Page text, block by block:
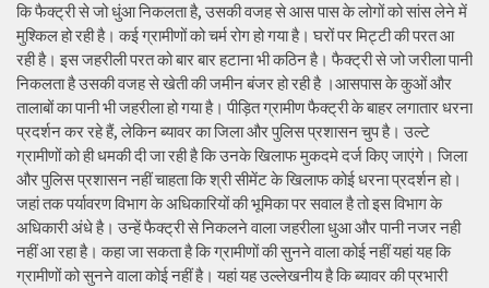
कि फैक्ट्री से जो धुंआ निकलता है, उसकी वजह से आस पास के लोगों को सांस लेने में
मुश्किल हो रही है। कई ग्रामीणों को चर्म रोग हो गया है। घरों पर मिट्टी की परत आ
रही है। इस जहरीली परत को बार बार हटाना भी कठिन है। फैक्ट्री से जो जरीला पानी
निकलता है उसकी वजह से खेती की जमीन बंजर हो रही है ।आसपास के कुओं और
तालाबों का पानी भी जहरीला हो गया है। पीड़ित ग्रामीण फैक्ट्री के बाहर लगातार धरना
प्रदर्शन कर रहे हैं, लेकिन ब्यावर का जिला और पुलिस प्रशासन चुप है। उल्टे
ग्रामीणों को ही धमकी दी जा रही है कि उनके खिलाफ मुकदमे दर्ज किए जाएंगे। जिला
और पुलिस प्रशासन नहीं चाहता कि श्री सीमेंट के खिलाफ कोई धरना प्रदर्शन हो।
जहां तक पर्यावरण विभाग के अधिकारियों की भूमिका पर सवाल है तो इस विभाग के
अधिकारी अंधे है। उन्हें फैक्ट्री से निकलने वाला जहरीला धुआ और पानी नजर नही
नहीं आ रहा है। कहा जा सकता है कि ग्रामीणों की सुनने वाला कोई नहीं यहां यह कि
ग्रामीणों को सुनने वाला कोई नहीं है। यहां यह उल्लेखनीय है कि ब्यावर की प्रभारी